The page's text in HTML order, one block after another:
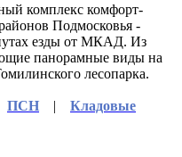
комплекс комфорт-
Подмосковья -
езды от МКАД. Из
панорамные виды на
лесопарка.
ПСН |
Кладовые